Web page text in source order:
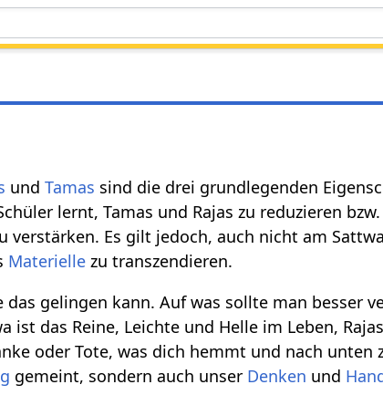
undTamas sind die drei grundlegenden
lernt, Tamas und Rajas zu reduzieren bzw.
verstärken. Es gilt jedoch, auch nicht am
Materielle zu transzendieren.
das gelingen kann. Auf was sollte man besser
ist das Reine, Leichte und Helle im Leben,
oder Tote, was dich hemmt und nach unten
gemeint, sondern auch unser Denken und